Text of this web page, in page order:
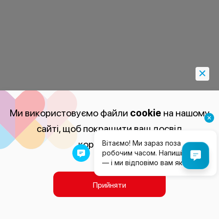
Ми використовуємо файли cookie на нашому
сайті, щоб покращити ваш досвід
користування.
Прийняти